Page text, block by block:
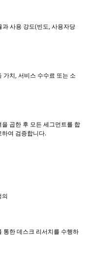
사용 강도(빈도, 사용자당
가치, 서비스 수수료 또는 소
곱한 후 모든 세그먼트를 합
여 검증합니다.
의
통한 데스크 리서치를 수행하